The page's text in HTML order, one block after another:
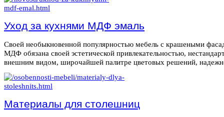
Уход за кухнями МДФ эмаль
Своей необыкновенной популярностью мебель с крашеными
МДФ обязана своей эстетической привлекательностью,
внешним видом, широчайшей палитре цветовых решений,
Материалы для столешниц